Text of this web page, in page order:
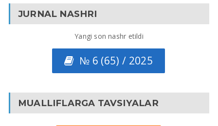
JURNAL NASHRI
Yangi son nashr etildi
№ 6 (65) / 2025
MUALLIFLARGA TAVSIYALAR